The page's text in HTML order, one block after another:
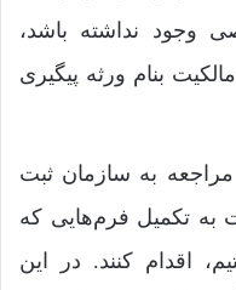
وجود نداشته باشد،
بنام ورثه پیگیری
مراجعه به سازمان ثبت
به تکمیل فرم‌هایی که
اقدام کنند. در این